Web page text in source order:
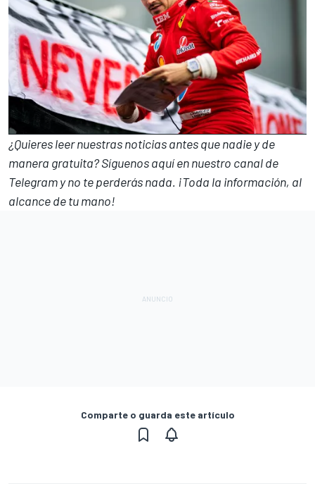
¿Quieres leer nuestras noticias antes que nadie y de
manera gratuita? Síguenosaquí en nuestro canal de
Telegramy no te perderás nada. ¡Toda la información, al
alcance de tu mano!
Comparte o guarda este artículo